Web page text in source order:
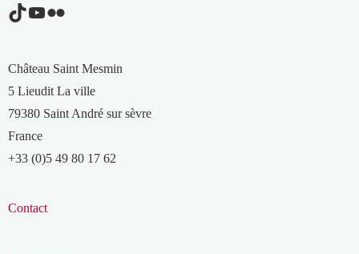
TikTok
YouTube
Flickr
Château Saint Mesmin
5 Lieudit La ville
79380 Saint André sur sèvre
France
+33 (0)5 49 80 17 62
Contact